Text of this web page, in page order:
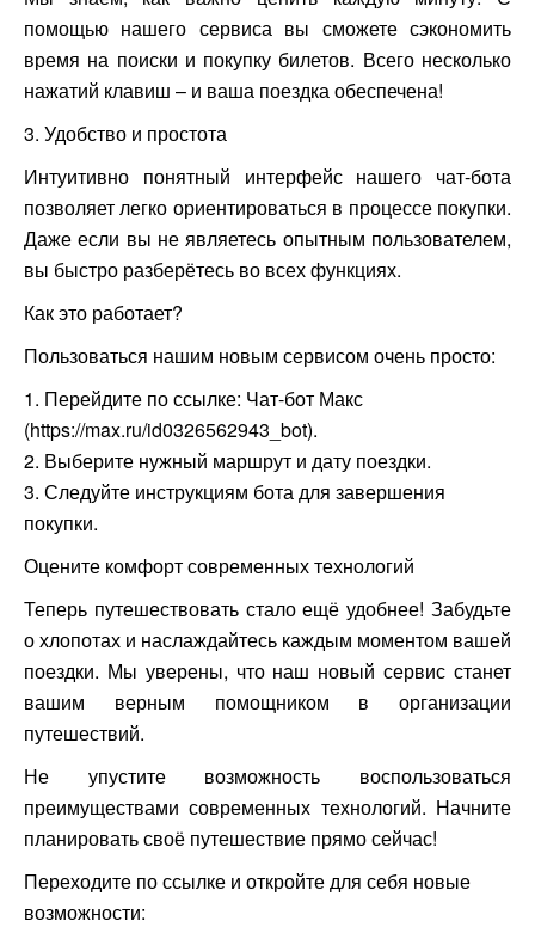
помощью нашего сервиса вы сможете сэкономить
время на поиски и покупку билетов. Всего несколько
нажатий клавиш – и ваша поездка обеспечена!
3. Удобство и простота
Интуитивно понятный интерфейс нашего чат-бота
позволяет легко ориентироваться в процессе покупки.
Даже если вы не являетесь опытным пользователем,
вы быстро разберётесь во всех функциях.
Как это работает?
Пользоваться нашим новым сервисом очень просто:
1. Перейдите по ссылке: Чат-бот Макс
(https://max.ru/id0326562943_bot).
2. Выберите нужный маршрут и дату поездки.
3. Следуйте инструкциям бота для завершения
покупки.
Оцените комфорт современных технологий
Теперь путешествовать стало ещё удобнее! Забудьте
о хлопотах и наслаждайтесь каждым моментом вашей
поездки. Мы уверены, что наш новый сервис станет
вашим верным помощником в организации
путешествий.
Не упустите возможность воспользоваться
преимуществами современных технологий. Начните
планировать своё путешествие прямо сейчас!
Переходите по ссылке и откройте для себя новые
возможности: